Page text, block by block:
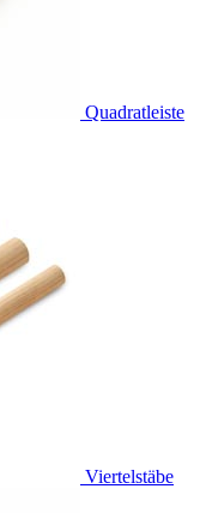
Quadratleiste
Viertelstäbe